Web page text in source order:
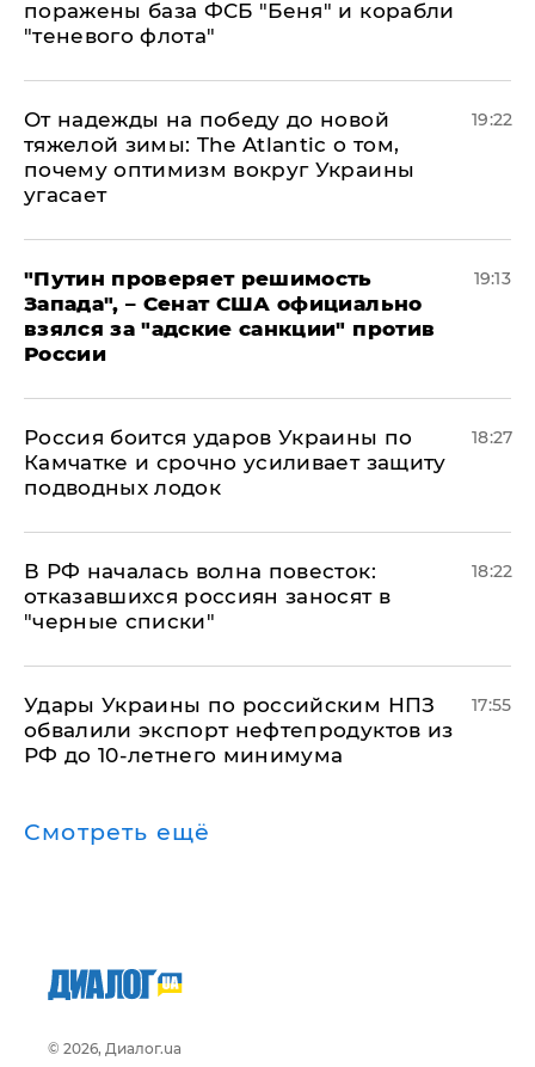
поражены база ФСБ "Беня" и корабли
"теневого флота"
От надежды на победу до новой
тяжелой зимы: The Atlantic о том,
почему оптимизм вокруг Украины
угасает
19:22
"Путин проверяет решимость
Запада", – Сенат США официально
взялся за "адские санкции" против
России
19:13
Россия боится ударов Украины по
Камчатке и срочно усиливает защиту
подводных лодок
18:27
​В РФ началась волна повесток:
отказавшихся россиян заносят в
"черные списки"
18:22
Удары Украины по российским НПЗ
обвалили экспорт нефтепродуктов из
РФ до 10-летнего минимума
17:55
Смотреть ещё
© 2026, Диалог.ua